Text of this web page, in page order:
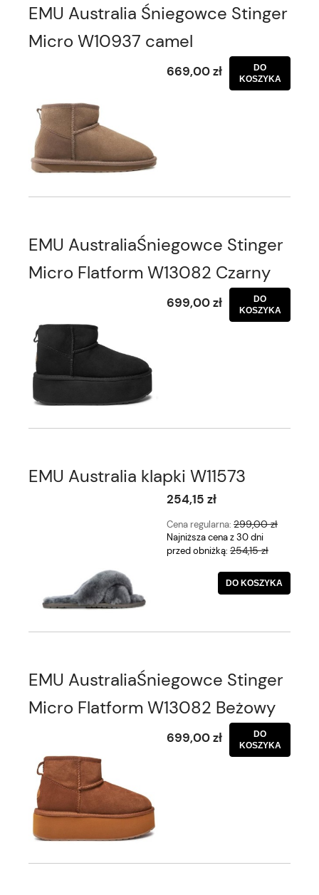
EMU Australia Śniegowce Stinger
Micro W10937 camel
669,00 zł
DO
KOSZYKA
EMU AustraliaŚniegowce Stinger
Micro Flatform W13082 Czarny
699,00 zł
DO
KOSZYKA
EMU Australia klapki W11573
254,15 zł
Cena regularna: 299,00 zł
Najniższa cena z 30 dni
przed obniżką: 254,15 zł
DO KOSZYKA
EMU AustraliaŚniegowce Stinger
Micro Flatform W13082 Beżowy
699,00 zł
DO
KOSZYKA